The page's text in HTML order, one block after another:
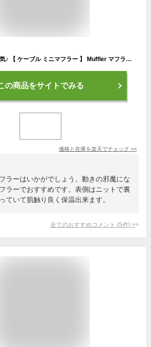
＼今だけ価格／大人気♪ 【 ケーブル ミニマフラー 】 Muffler マフラー ケーブル ニット ティペット ストール 大判ストール スヌード レディース メンズ キッズ マフラー ファー 差し込み 防寒 暖かい あったかい ふわふわ mooca 【メール便送料無料】 mf
の商品をサイトでみる
価格と在庫を楽天でチェック >>
ラーはいかがでしょう。動きの邪魔にな
ラーでおすすめです。表側はニットで裏
ていて肌触り良く保温出来ます。
全てのおすすめコメント (5件) >